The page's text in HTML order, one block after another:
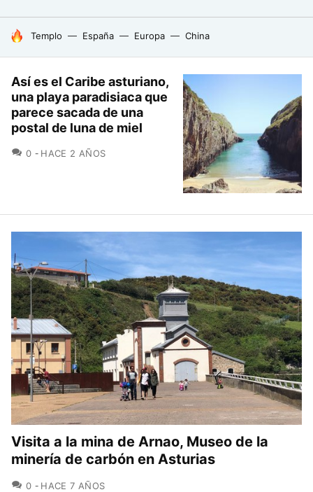
HOY SE HABLA DE
Templo España Europa China
Así es el Caribe asturiano,
una playa paradisiaca que
parece sacada de una
postal de luna de miel
0 COMENTARIOS
HACE 2 AÑOS
Visita a la mina de Arnao, Museo de la
minería de carbón en Asturias
0 COMENTARIOS
HACE 7 AÑOS